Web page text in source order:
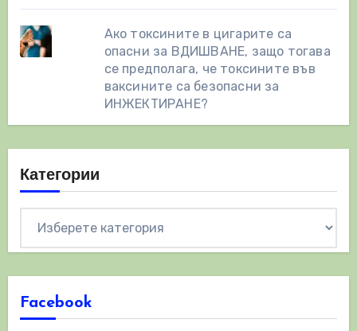
Ако токсините в цигарите са
опасни за ВДИШВАНЕ, защо тогава
се предполага, че токсините във
ваксините са безопасни за
ИНЖЕКТИРАНЕ?
Категории
Facebook